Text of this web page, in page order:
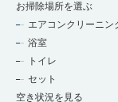
お掃除場所を選ぶ
エアコンクリーニン
浴室
トイレ
セット
空き状況を見る